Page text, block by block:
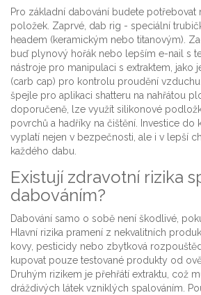
Pro základní dabování budete potřebovat
položek. Zaprvé, dab rig - speciální
headem (keramickým nebo titanovým).
buď plynový hořák nebo lepším e-nail s
nástroje pro manipulaci s extraktem, jako
(carb cap) pro kontrolu proudění
špejle pro aplikaci shatteru na nahřátou
doporučeně, lze využít silikonové
povrchů a hadříky na čištění. Investice do
vyplatí nejen v bezpečnosti, ale i v lepší
každého dabu.
Existují zdravotní rizika
dabováním?
Dabování samo o sobě není škodlivé,
Hlavní rizika pramení z nekvalitních
kovy, pesticidy nebo zbytková
kupovat pouze testované produkty od
Druhým rizikem je přehřátí extraktu, což
dráždivých látek vzniklých spalováním.